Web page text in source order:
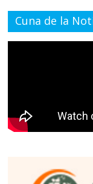
Cuna de la